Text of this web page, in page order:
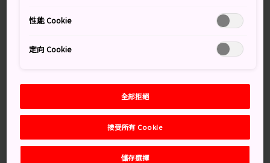
10 Aug (Monday) 26° 20%
11 Aug (Tuesday) 26° 20%
12 Aug (Wednesday) 10%
性能 Cookie
定向 Cookie
全部拒絕
接受所有 Cookie
儲存選擇